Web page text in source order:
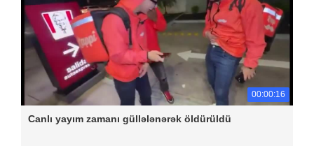
00:00:16
Canlı yayım zamanı güllələnərək öldürüldü